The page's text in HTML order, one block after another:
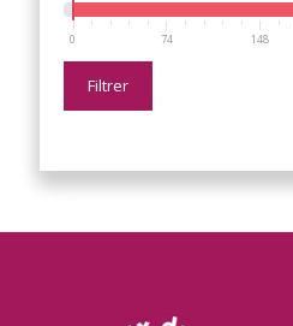
0 74 148
Filtrer